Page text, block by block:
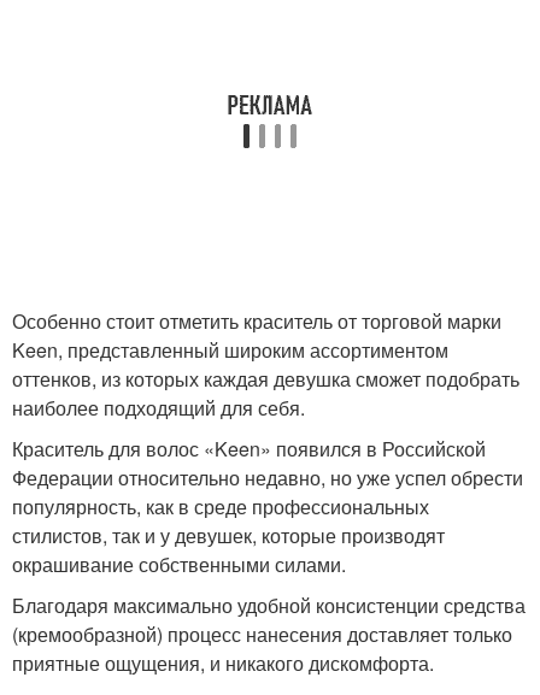
Особенно стоит отметить краситель от торговой марки
Keen, представленный широким ассортиментом
оттенков, из которых каждая девушка сможет подобрать
наиболее подходящий для себя.
Краситель для волос «Keen» появился в Российской
Федерации относительно недавно, но уже успел обрести
популярность, как в среде профессиональных
стилистов, так и у девушек, которые производят
окрашивание собственными силами.
Благодаря максимально удобной консистенции средства
(кремообразной) процесс нанесения доставляет только
приятные ощущения, и никакого дискомфорта.